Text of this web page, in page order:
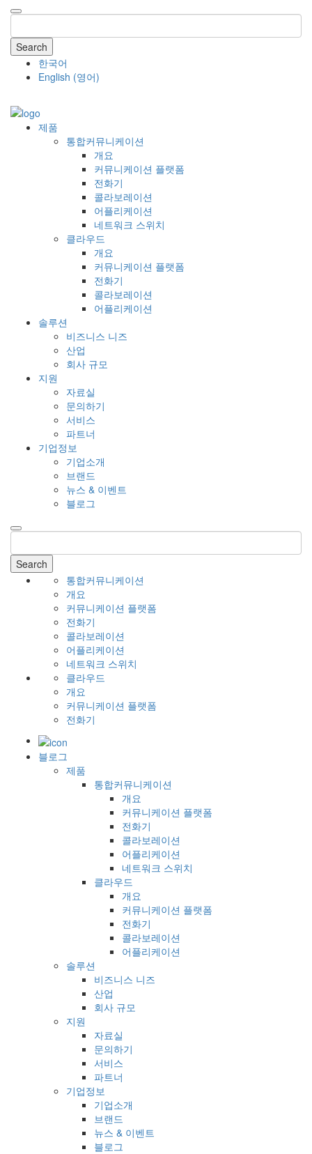
Search
한국어
English (영어)
제품
통합커뮤니케이션
개요
커뮤니케이션 플랫폼
전화기
콜라보레이션
어플리케이션
네트워크 스위치
클라우드
개요
커뮤니케이션 플랫폼
전화기
콜라보레이션
어플리케이션
솔루션
비즈니스 니즈
산업
회사 규모
지원
자료실
문의하기
서비스
파트너
기업정보
기업소개
브랜드
뉴스 & 이벤트
블로그
Search
통합커뮤니케이션
개요
커뮤니케이션 플랫폼
전화기
콜라보레이션
어플리케이션
네트워크 스위치
클라우드
개요
커뮤니케이션 플랫폼
전화기
블로그
제품
통합커뮤니케이션
개요
커뮤니케이션 플랫폼
전화기
콜라보레이션
어플리케이션
네트워크 스위치
클라우드
개요
커뮤니케이션 플랫폼
전화기
콜라보레이션
어플리케이션
솔루션
비즈니스 니즈
산업
회사 규모
지원
자료실
문의하기
서비스
파트너
기업정보
기업소개
브랜드
뉴스 & 이벤트
블로그